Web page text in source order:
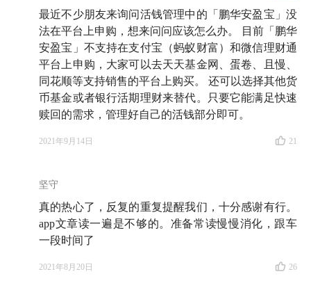
最近不少朋友来询问活钱管理中的「鹏华安盈宝」没
法在平台上申购，想来问问应该怎么办。 目前「鹏华
安盈宝」不支持在支付宝（蚂蚁财富）和微信理财通
平台上申购，大家可以去天天基金网、蛋卷、且慢、
同花顺等支持销售的平台上购买。 还可以选择其他货
币基金或者银行活期理财来替代。只要它能满足快速
赎回的需求，管理好自己的活钱部分即可。
2021年9月14日 21
坚守
真的热心了，反复的重复提醒我们，十分感谢有行。
app文章读一遍是不够的。准备常读慢慢消化，跟车
一段时间了
2021年8月20日 26